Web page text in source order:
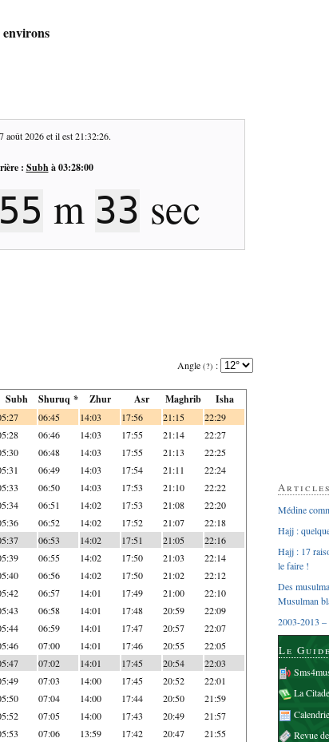
environs
7 août 2026et il est21:32:27.
: Subhà03:28:00
55 m 32 sec
Angle (?) :
Subh Shuruq * Zhur Asr Maghrib Isha
06:45 14:03 17:56 21:15 22:29
06:46 14:03 17:55 21:14 22:27
06:48 14:03 17:55 21:13 22:25
06:49 14:03 17:54 21:11 22:24
06:50 14:03 17:53 21:10 22:22
06:51 14:02 17:53 21:08 22:20
06:52 14:02 17:52 21:07 22:18
06:53 14:02 17:51 21:05 22:16
06:55 14:02 17:50 21:03 22:14
06:56 14:02 17:50 21:02 22:12
06:57 14:01 17:49 21:00 22:10
06:58 14:01 17:48 20:59 22:09
06:59 14:01 17:47 20:57 22:07
07:00 14:01 17:46 20:55 22:05
07:02 14:01 17:45 20:54 22:03
07:03 14:00 17:45 20:52 22:01
07:04 14:00 17:44 20:50 21:59
07:05 14:00 17:43 20:49 21:57
07:06 13:59 17:42 20:47 21:55
Médine
Hajj :
Hajj : 17
le faire !
Des
Musulman
2003-2013 –
Le
La
Revue